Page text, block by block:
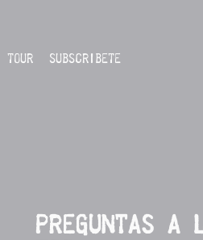
TOUR
SUBSCRIBETE
PREGUNTAS